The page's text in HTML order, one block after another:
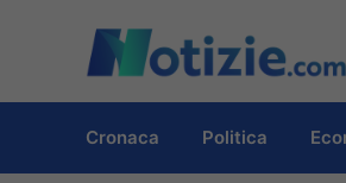
contenuto
Cronaca Politica